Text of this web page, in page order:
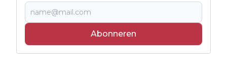
Abonneren